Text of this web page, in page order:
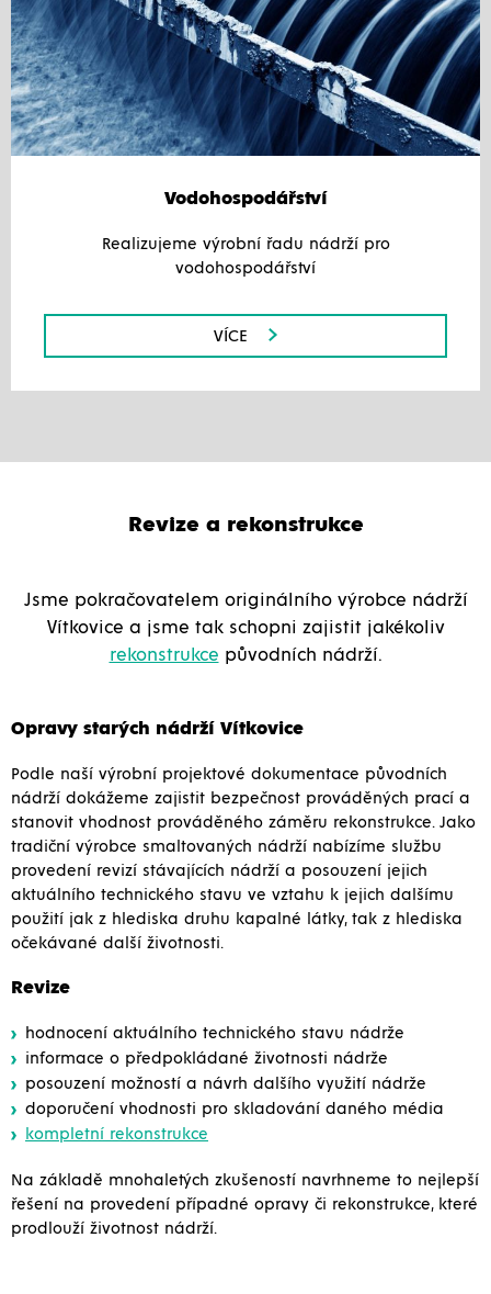
Vodohospodářství
Realizujeme výrobní řadu nádrží pro
vodohospodářství
VÍCE
Revize a rekonstrukce
Jsme pokračovatelem originálního výrobce nádrží
Vítkovice a jsme tak schopni zajistit jakékoliv
rekonstrukce původních nádrží.
Opravy starých nádrží Vítkovice
Podle naší výrobní projektové dokumentace původních
nádrží dokážeme zajistit bezpečnost prováděných prací a
stanovit vhodnost prováděného záměru rekonstrukce. Jako
tradiční výrobce smaltovaných nádrží nabízíme službu
provedení revizí stávajících nádrží a posouzení jejich
aktuálního technického stavu ve vztahu k jejich dalšímu
použití jak z hlediska druhu kapalné látky, tak z hlediska
očekávané další životnosti.
Revize
hodnocení aktuálního technického stavu nádrže
informace o předpokládané životnosti nádrže
posouzení možností a návrh dalšího využití nádrže
doporučení vhodnosti pro skladování daného média
kompletní rekonstrukce
Na základě mnohaletých zkušeností navrhneme to nejlepší
řešení na provedení případné opravy či rekonstrukce, které
prodlouží životnost nádrží.